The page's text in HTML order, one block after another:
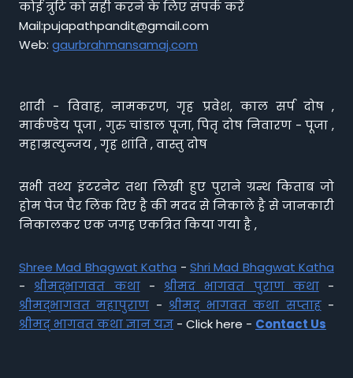
कोई त्रुटि को सही करने के लिए संपर्क करें
Mail:pujapathpandit@gmail.com
Web: gaurbrahmansamaj.com
शादी - विवाह, नामकरण, गृह प्रवेश, काल सर्प दोष ,
मार्कण्डेय पूजा , गुरु चांडाल पूजा, पितृ दोष निवारण - पूजा ,
महाम्रत्युन्जय , गृह शांति , वास्तु दोष
सभी तथ्य इंटरनेट तथा लिखी हुए पुराने ग्रन्थ किताब जो
होम पेज पैर लिंक दिए है की मदद से निकाले है से जानकारी
निकालकर एक जगह एकत्रित किया गया है ,
Shree Mad Bhagwat Katha - Shri Mad Bhagwat Katha
- श्रीमद्भागवत कथा- श्रीमद भागवत पुराण कथा-
श्रीमद्भागवत महापुराण - श्रीमद् भागवत कथा सप्ताह-
श्रीमद् भागवत कथा ज्ञान यज्ञ - Click here - Contact Us